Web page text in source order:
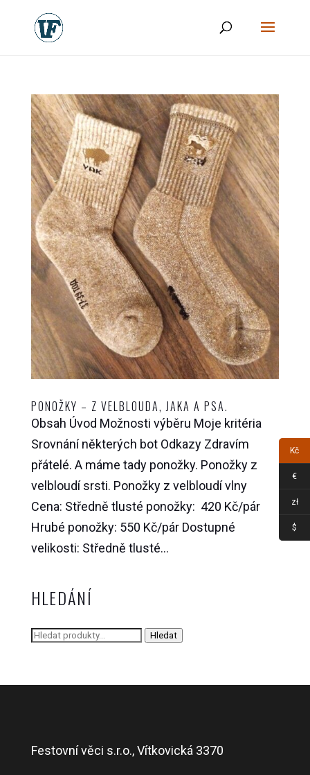
PONOŽKY – Z VELBLOUDA, JAKA A PSA.
Obsah Úvod Možnosti výběru Moje kritéria
Srovnání některých bot Odkazy Zdravím
přátelé. A máme tady ponožky. Ponožky z
velbloudí srsti. Ponožky z velbloudí vlny
Cena: Středně tlusté ponožky: 420 Kč/pár
Hrubé ponožky: 550 Kč/pár Dostupné
velikosti: Středně tlusté...
HLEDÁNÍ
Hledat: Hledat
Festovní věci s.r.o., Vítkovická 3370
Kč
€
zł
$